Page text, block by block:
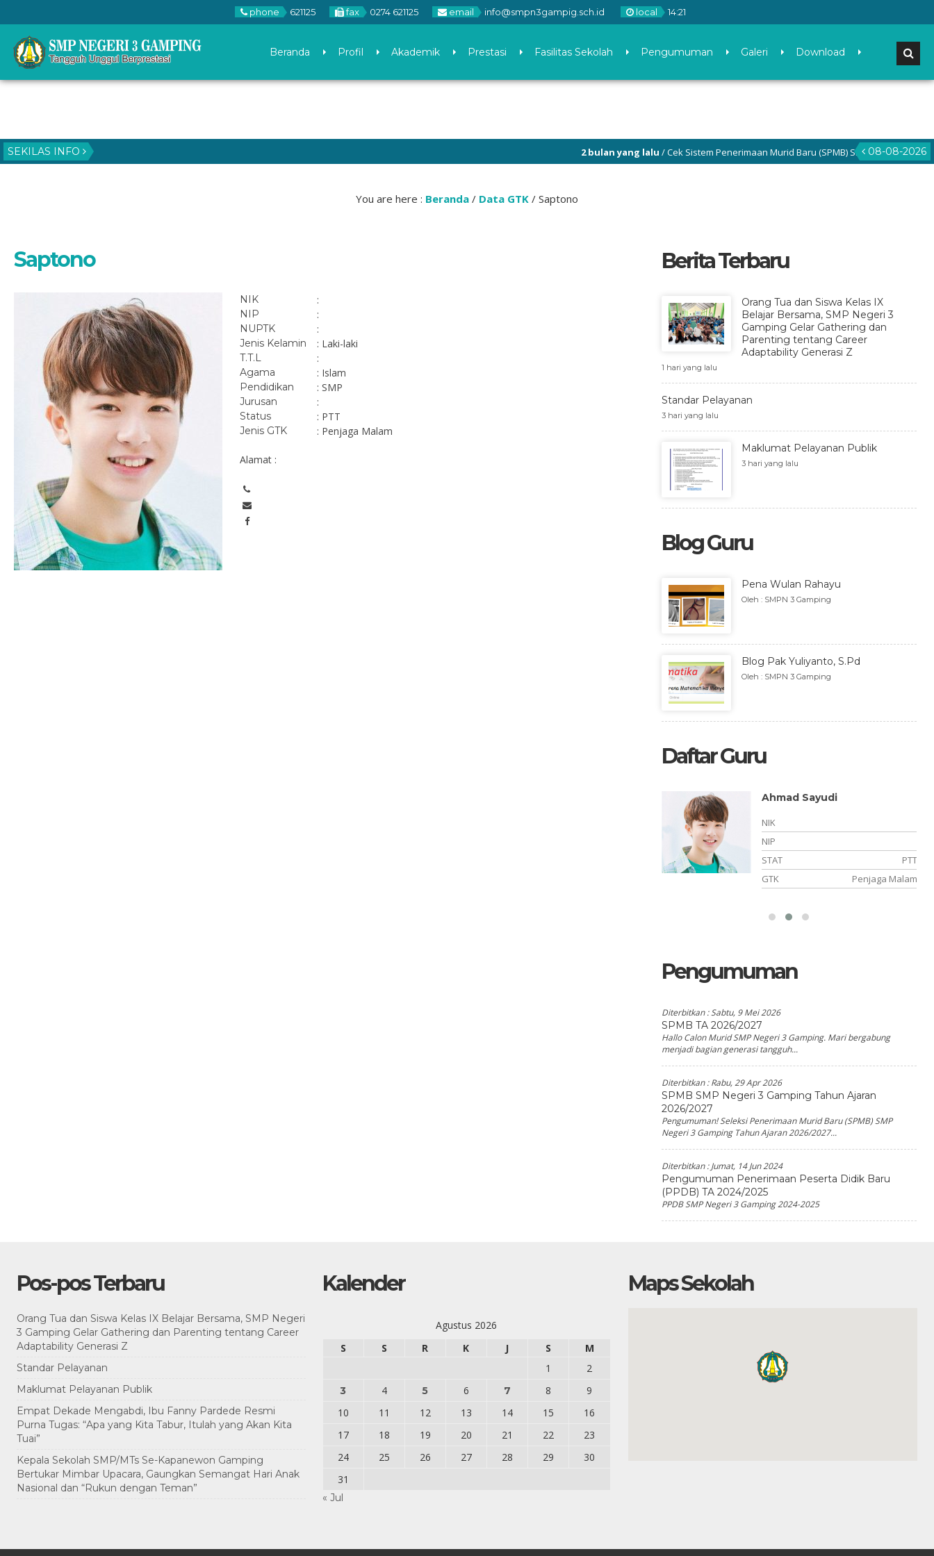
phone 621125 fax 0274 621125 email info@smpn3gampig.sch.id local 14:21
Beranda Profil Akademik Prestasi Fasilitas Sekolah Pengumuman Galeri Download
SEKILAS INFO 08-08-2026
2 bulan yang lalu/ Cek Sistem Penerimaan Murid Baru (SPMB) SMP Negeri 3 Gamping di
You are here : Beranda / Data GTK / Saptono
Saptono
NIK :
NIP :
NUPTK :
Jenis Kelamin : Laki-laki
T.T.L :
Agama : Islam
Pendidikan : SMP
Jurusan :
Status : PTT
Jenis GTK : Penjaga Malam
Alamat :
Berita Terbaru
Orang Tua dan Siswa Kelas IX
Belajar Bersama, SMP Negeri 3
Gamping Gelar Gathering dan
Parenting tentang Career
Adaptability Generasi Z
1 hari yang lalu
Standar Pelayanan
3 hari yang lalu
Maklumat Pelayanan Publik
3 hari yang lalu
Blog Guru
Pena Wulan Rahayu
Oleh : SMPN 3 Gamping
Blog Pak Yuliyanto, S.Pd
Oleh : SMPN 3 Gamping
Daftar Guru
Ahmad Sayudi
NIK
NIP
STAT
PTT
GTK
Penjaga Malam
Pengumuman
Diterbitkan :Sabtu, 9 Mei 2026
SPMB TA 2026/2027
Hallo Calon Murid SMP Negeri 3 Gamping. Mari bergabung
menjadi bagian generasi tangguh...
Diterbitkan :Rabu, 29 Apr 2026
SPMB SMP Negeri 3 Gamping Tahun Ajaran
2026/2027
Pengumuman! Seleksi Penerimaan Murid Baru (SPMB) SMP
Negeri 3 Gamping Tahun Ajaran 2026/2027...
Diterbitkan :Jumat, 14 Jun 2024
Pengumuman Penerimaan Peserta Didik Baru
(PPDB) TA 2024/2025
PPDB SMP Negeri 3 Gamping 2024-2025
Pos-pos Terbaru
Orang Tua dan Siswa Kelas IX Belajar Bersama, SMP Negeri
3 Gamping Gelar Gathering dan Parenting tentang Career
Adaptability Generasi Z
Standar Pelayanan
Maklumat Pelayanan Publik
Empat Dekade Mengabdi, Ibu Fanny Pardede Resmi
Purna Tugas: “Apa yang Kita Tabur, Itulah yang Akan Kita
Tuai”
Kepala Sekolah SMP/MTs Se-Kapanewon Gamping
Bertukar Mimbar Upacara, Gaungkan Semangat Hari Anak
Nasional dan “Rukun dengan Teman”
Kalender
Agustus 2026
S
S R K J S
M
1
2
3 4 5 6 7 8
9
10
11 12 13 14 15
16
17
18 19 20 21 22
23
24
25 26 27 28 29
30
31
« Jul
Maps Sekolah